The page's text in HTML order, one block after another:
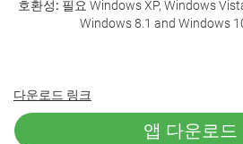
호환성: 필요 Windows XP, Windows
Windows 8.1 and Windows
다운로드 링크
앱 다운로